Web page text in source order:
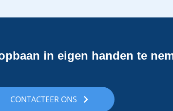
in eigen handen te
CONTACTEER ONS keyboard_arrow_right